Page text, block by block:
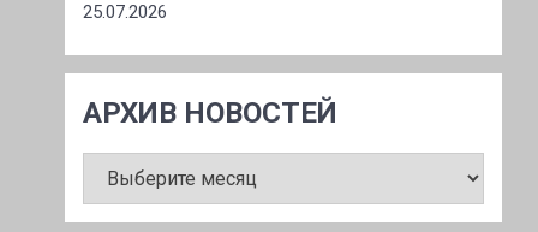
25.07.2026
АРХИВ НОВОСТЕЙ
НОВОСТЕЙ